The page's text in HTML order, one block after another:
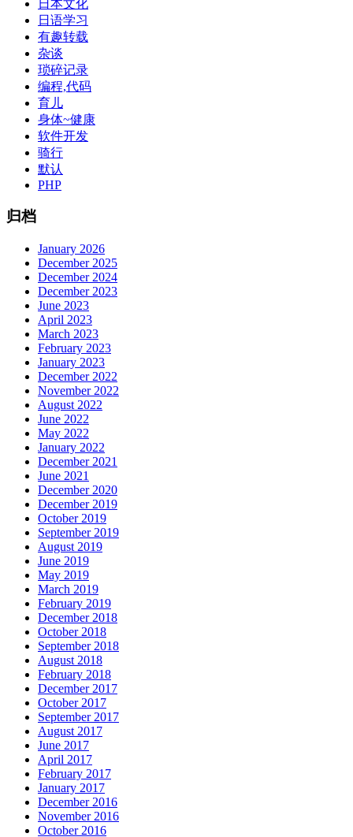
日本文化
日语学习
有趣转载
杂谈
琐碎记录
编程,代码
育儿
身体~健康
软件开发
骑行
默认
PHP
归档
January 2026
December 2025
December 2024
December 2023
June 2023
April 2023
March 2023
February 2023
January 2023
December 2022
November 2022
August 2022
June 2022
May 2022
January 2022
December 2021
June 2021
December 2020
December 2019
October 2019
September 2019
August 2019
June 2019
May 2019
March 2019
February 2019
December 2018
October 2018
September 2018
August 2018
February 2018
December 2017
October 2017
September 2017
August 2017
June 2017
April 2017
February 2017
January 2017
December 2016
November 2016
October 2016